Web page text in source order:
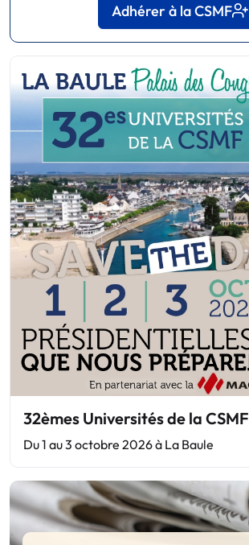
Adhérer à la CSMF
32èmes Universités de la CSMF
Du 1 au 3 octobre 2026 à La Baule